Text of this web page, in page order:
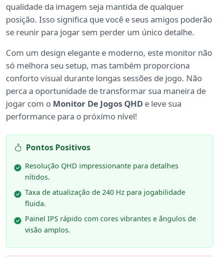
qualidade da imagem seja mantida de qualquer
posição. Isso significa que você e seus amigos poderão
se reunir para jogar sem perder um único detalhe.
Com um design elegante e moderno, este monitor não
só melhora seu setup, mas também proporciona
conforto visual durante longas sessões de jogo. Não
perca a oportunidade de transformar sua maneira de
jogar com o Monitor De Jogos QHD e leve sua
performance para o próximo nível!
Pontos Positivos
Resolução QHD impressionante para detalhes
nítidos.
Taxa de atualização de 240 Hz para jogabilidade
fluida.
Painel IPS rápido com cores vibrantes e ângulos de
visão amplos.